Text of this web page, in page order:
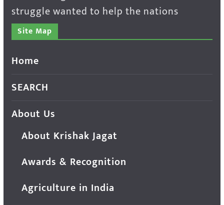
struggle wanted to help the nations
Site Map
Home
SEARCH
About Us
About Krishak Jagat
Awards & Recognition
Agriculture in India